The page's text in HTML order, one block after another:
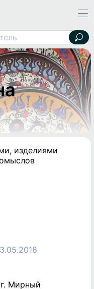
ИП
изделиями
Мирный